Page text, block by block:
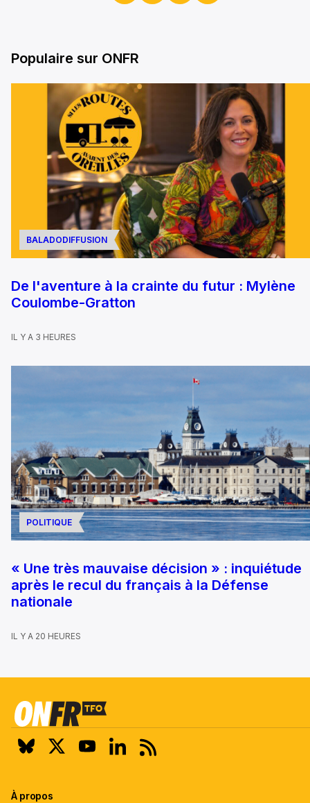
Populaire sur ONFR
BALADODIFFUSION
De l'aventure à la crainte du futur : Mylène
Coulombe-Gratton
IL Y A 3 HEURES
POLITIQUE
« Une très mauvaise décision » : inquiétude
après le recul du français à la Défense
nationale
IL Y A 20 HEURES
À propos